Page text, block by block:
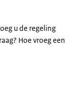
u de regeling
Hoe vroeg een